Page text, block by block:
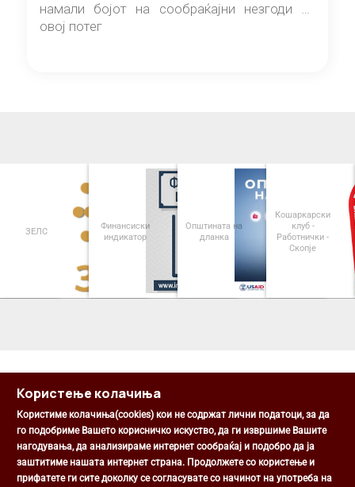
намали бојот на сообраќајни незгоди на
овој потег
ЗЕЛС
Финансиски
индикатор
Општината на
дланка
Кошаркарски
клуб -
Работнички -
Скопје
Општина Центар
Михаил Цоков бр. 1, Скопје
Користење колачиња
Користиме колачиња(cookies) кои не содржат лични податоци, за да
го подобриме Вашето корисничко искуство, да ги извршиме Вашите
нагодувања, да анализираме интернет сообраќај и подобро да ја
заштитиме нашата интернет страна. Продолжете со користење и
прифатете ги сите доколку се согласувате со начинот на употреба на